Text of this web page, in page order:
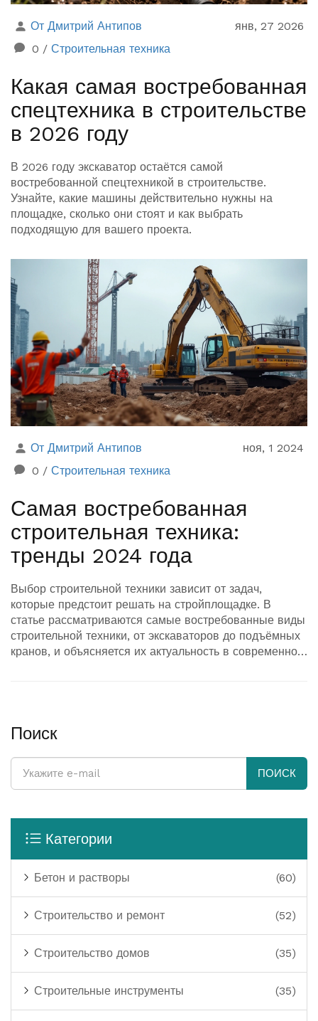
От Дмитрий Антипов
янв, 27 2026
0 / Строительная техника
Какая самая востребованная
спецтехника в строительстве
в 2026 году
В 2026 году экскаватор остаётся самой
востребованной спецтехникой в строительстве.
Узнайте, какие машины действительно нужны на
площадке, сколько они стоят и как выбрать
подходящую для вашего проекта.
От Дмитрий Антипов
ноя, 1 2024
0 / Строительная техника
Самая востребованная
строительная техника:
тренды 2024 года
Выбор строительной техники зависит от задач,
которые предстоит решать на стройплощадке. В
статье рассматриваются самые востребованные виды
строительной техники, от экскаваторов до подъёмных
кранов, и объясняется их актуальность в современном
оптимизировать строительные процессы и сократить
Поиск
ПОИСК
Категории
Бетон и растворы (60)
Строительство и ремонт (52)
Строительство домов (35)
Строительные инструменты (35)